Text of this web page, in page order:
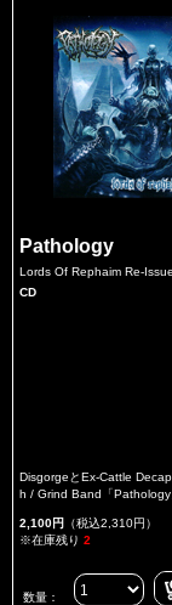
Pathology
Lords Of Rephaim Re-Issue
CD
DisgorgeとEx-Cattle
h / Grind Band「Pathology
2,100円 （税込2,310円）
※在庫残り 2
数量：